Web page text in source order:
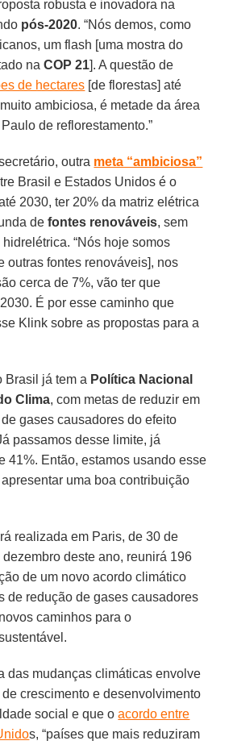
robusta e inovadora na
pós-2020. “Nós demos, como
um flash [uma mostra do
naCOP 21]. A questão de
de hectares [de florestas] até
ambiciosa, é metade da área
de reflorestamento.”
outra meta “ambiciosa”
Brasil e Estados Unidos é o
2030, ter 20% da matriz elétrica
defontes renováveis, sem
“Nós hoje somos
outras fontes renováveis], nos
cerca de 7%, vão ter que
É por esse caminho que
Klink sobre as propostas para a
Brasil já tem a Política Nacional
Clima, com metas de reduzir em
gases causadores do efeito
passamos desse limite, já
41%. Então, estamos usando esse
uma boa contribuição
realizada em Paris, de 30 de
deste ano, reunirá 196
de um novo acordo climático
de redução de gases causadores
caminhos para o
das mudanças climáticas envolve
crescimento e desenvolvimento
social e que oacordo entre
s, “países que mais reduziram